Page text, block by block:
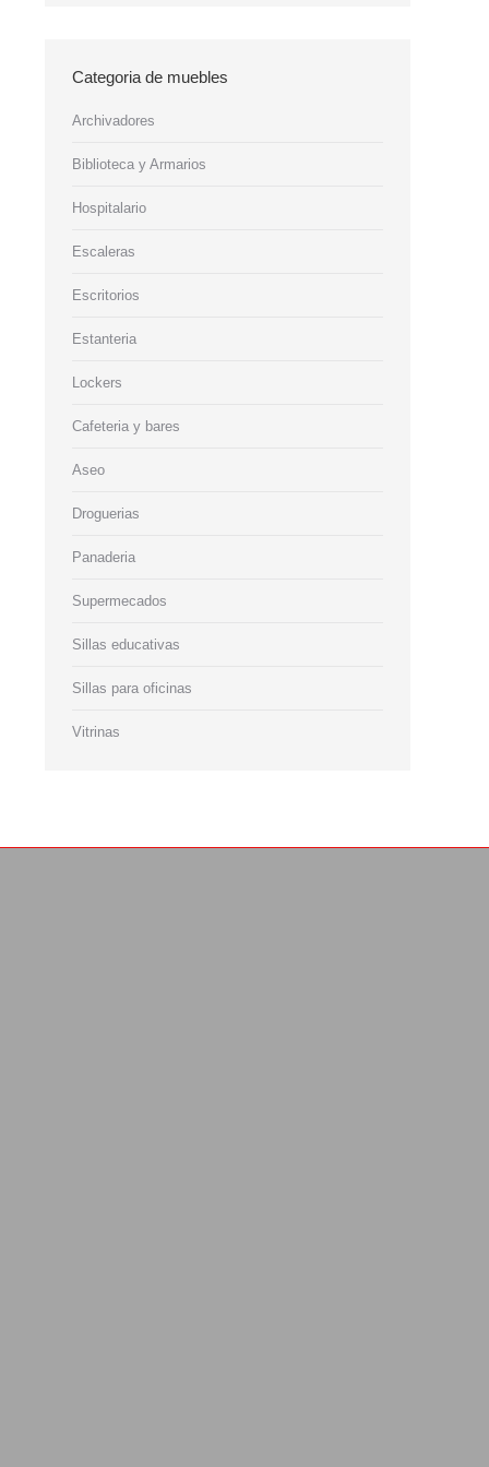
Categoria de muebles
Archivadores
Biblioteca y Armarios
Hospitalario
Escaleras
Escritorios
Estanteria
Lockers
Cafeteria y bares
Aseo
Droguerias
Panaderia
Supermecados
Sillas educativas
Sillas para oficinas
Vitrinas